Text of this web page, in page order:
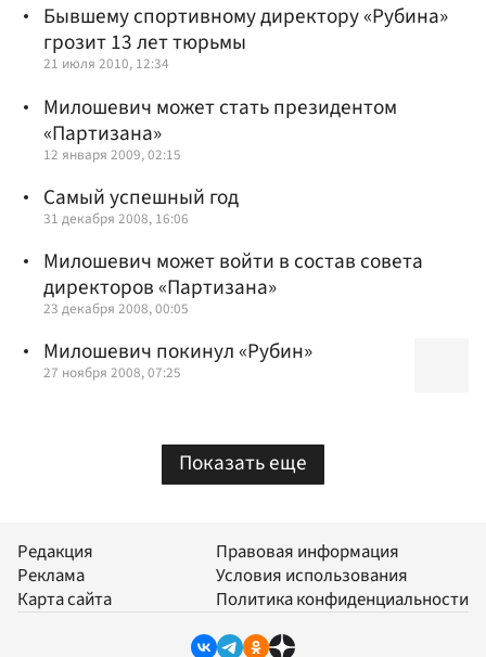
Бывшему спортивному директору «Рубина»
грозит 13 лет тюрьмы
21 июля 2010, 12:34
Милошевич может стать президентом
«Партизана»
12 января 2009, 02:15
Самый успешный год
31 декабря 2008, 16:06
Милошевич может войти в состав совета
директоров «Партизана»
23 декабря 2008, 00:05
Милошевич покинул «Рубин»
27 ноября 2008, 07:25
Показать еще
Редакция
Реклама
Карта сайта
Правовая информация
Условия использования
Политика конфиденциальности